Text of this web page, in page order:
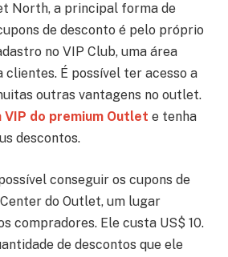
North, a principal forma de
de desconto é pelo próprio
no VIP Club, uma área
clientes. É possível ter acesso a
outras vantagens no outlet.
VIP do premium Outlet e tenha
descontos.
conseguir os cupons de
do Outlet, um lugar
compradores. Ele custa US$ 10.
de descontos que ele